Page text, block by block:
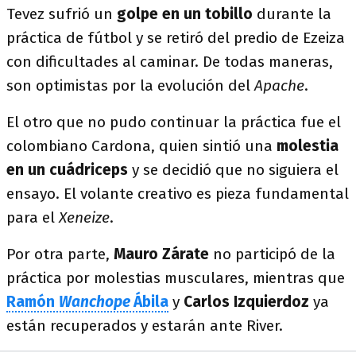
Tevez sufrió un golpe en un tobillo durante la
práctica de fútbol y se retiró del predio de Ezeiza
con dificultades al caminar. De todas maneras,
son optimistas por la evolución delApache.
El otro que no pudo continuar la práctica fue el
colombiano Cardona, quien sintió una molestia
en un cuádriceps y se decidió que no siguiera el
ensayo. El volante creativo es pieza fundamental
para elXeneize.
Por otra parte, Mauro Zárate no participó de la
práctica por molestias musculares, mientras que
Ramón WanchopeÁbila y Carlos Izquierdoz ya
están recuperados y estarán ante River.